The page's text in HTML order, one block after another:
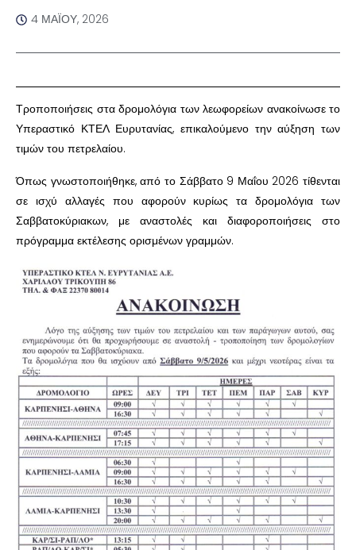
4 ΜΑΪ́ΟΥ, 2026
Τροποποιήσεις στα δρομολόγια των λεωφορείων ανακοίνωσε το
Υπεραστικό ΚΤΕΛ Ευρυτανίας, επικαλούμενο την αύξηση των
τιμών του πετρελαίου.
Όπως γνωστοποιήθηκε, από το Σάββατο 9 Μαΐου 2026 τίθενται
σε ισχύ αλλαγές που αφορούν κυρίως τα δρομολόγια των
Σαββατοκύριακων, με αναστολές και διαφοροποιήσεις στο
πρόγραμμα εκτέλεσης ορισμένων γραμμών.